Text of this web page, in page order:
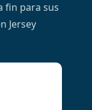
fin para sus
Jersey